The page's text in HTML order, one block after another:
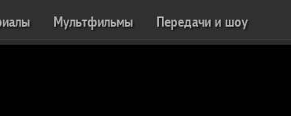
Мультфильмы Передачи и шоу